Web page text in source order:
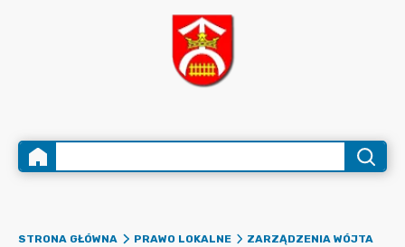
STRONA GŁÓWNA PRAWO LOKALNE
ZARZĄDZENIA WÓJTA